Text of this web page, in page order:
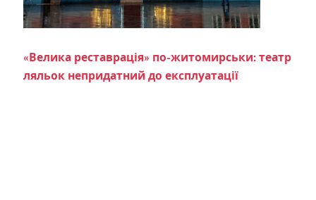
«Велика реставрація» по-житомирськи: театр
ляльок непридатний до експлуатації